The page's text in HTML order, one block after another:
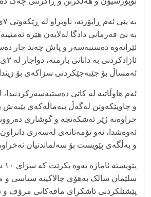
بە بێ فەرمانی دادگا لەلایەن هێزە
ئێرانەوە دەستبەسەر و پاش چەند جار
ئەمساڵ بۆ جێبەجێکردنی سزاکەی بۆ
ئەم هاوڵاتیە لە کاتی دەستبەسەرکردنیدا،
و چاوپێکەوتن لەگەڵ بنەماڵەکەی بێبەش
خراوەتە ژێر ئەشکەنجە و گوشاری
ئەوەشدا، ئەو تۆمەتانەی لەسەری
و بەڵگەی پێویست بۆ سەلماندنیان
سلێمان سالک بەهۆی چالاکییە سیاسی و
پێشێلکردنی ئاشکرای مافەکانی مرۆڤ و